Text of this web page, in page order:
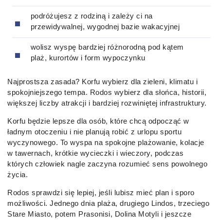
podróżujesz z rodziną i zależy ci na
przewidywalnej, wygodnej bazie wakacyjnej
wolisz wyspę bardziej różnorodną pod kątem
plaż, kurortów i form wypoczynku
Najprostsza zasada? Korfu wybierz dla zieleni, klimatu i
spokojniejszego tempa. Rodos wybierz dla słońca, historii,
większej liczby atrakcji i bardziej rozwiniętej infrastruktury.
Korfu będzie lepsze dla osób, które chcą odpocząć w
ładnym otoczeniu i nie planują robić z urlopu sportu
wyczynowego. To wyspa na spokojne plażowanie, kolacje
w tawernach, krótkie wycieczki i wieczory, podczas
których człowiek nagle zaczyna rozumieć sens powolnego
życia.
Rodos sprawdzi się lepiej, jeśli lubisz mieć plan i sporo
możliwości. Jednego dnia plaża, drugiego Lindos, trzeciego
Stare Miasto, potem Prasonisi, Dolina Motyli i jeszcze